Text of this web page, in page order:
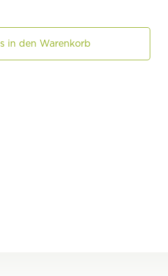
in den Warenkorb